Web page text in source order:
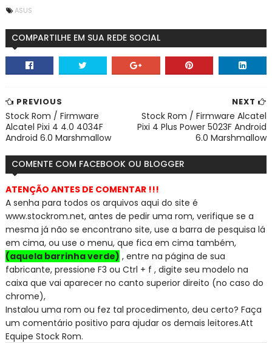
ASUS
COMPARTILHE EM SUA REDE SOCIAL
NEXT
Stock Rom / Firmware Alcatel
Pixi 4 Plus Power 5023F Android
6.0 Marshmallow
PREVIOUS
Stock Rom / Firmware
Alcatel Pixi 4 4.0 4034F
Android 6.0 Marshmallow
COMENTE COM FACEBOOK OU BLOGGER
ATENÇÃO ANTES DE COMENTAR !!!
A senha para todos os arquivos aqui do site é
www.stockrom.net, antes de pedir uma rom, verifique se a
mesma já não se encontrano site, use a barra de pesquisa lá
em cima, ou use o menu, que fica em cima também,
(aquela barrinha verde) , entre na página de sua
fabricante, pressione F3 ou Ctrl + f , digite seu modelo na
caixa que vai aparecer no canto superior direito (no caso do
chrome),
Instalou uma rom ou fez tal procedimento, deu certo? Faça
um comentário positivo para ajudar os demais leitores.Att
Equipe Stock Rom.